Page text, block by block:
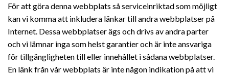
För att göra denna webbplats så serviceinriktad som möjligt
kan vi komma att inkludera länkar till andra webbplatser på
Internet. Dessa webbplatser ägs och drivs av andra parter
och vi lämnar inga som helst garantier och är inte ansvariga
för tillgängligheten till eller innehållet i sådana webbplatser.
En länk från vår webbplats är inte någon indikation på att vi